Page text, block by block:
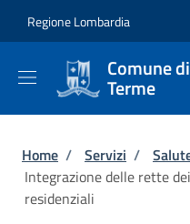
Regione Lombardia
Comune
Terme
Briciole di
Home / Servizi /
Integrazione delle rette
residenziali